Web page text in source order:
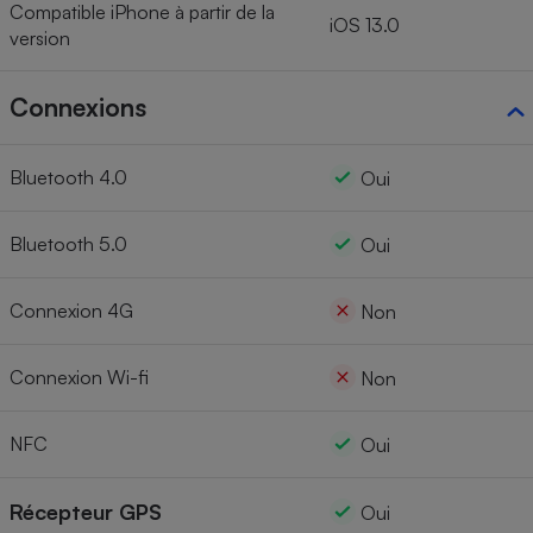
Compatible iPhone à partir de la
version
iOS 13.0
Connexions
Bluetooth 4.0 Oui
Bluetooth 5.0 Oui
Connexion 4G Non
Connexion Wi-fi Non
NFC Oui
Récepteur GPS Oui